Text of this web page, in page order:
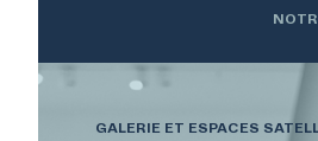
Oeuvre installée devant l'Institution
GALERIE ET ESPACES